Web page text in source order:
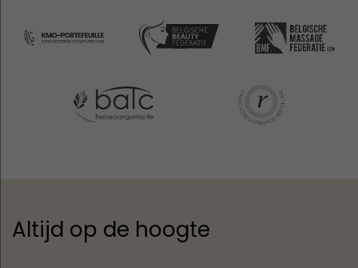
Altijd op de hoogte